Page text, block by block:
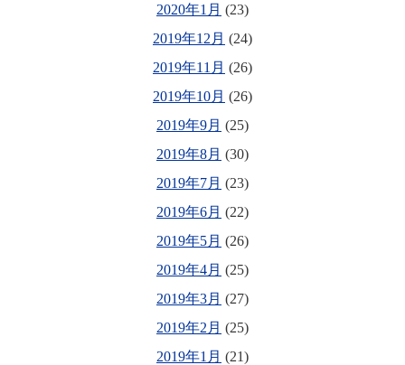
2020年1月 (23)
2019年12月 (24)
2019年11月 (26)
2019年10月 (26)
2019年9月 (25)
2019年8月 (30)
2019年7月 (23)
2019年6月 (22)
2019年5月 (26)
2019年4月 (25)
2019年3月 (27)
2019年2月 (25)
2019年1月 (21)